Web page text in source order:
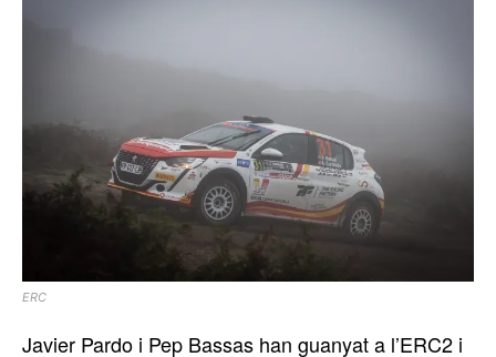
ERC
Javier Pardo i Pep Bassas han guanyat a l’ERC2 i